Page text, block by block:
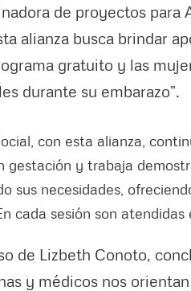
de proyectos para
alianza busca brindar
gratuito y las
durante su embarazo”.
con esta alianza,
gestación y trabaja
sus necesidades,
cada sesión son
de Lizbeth Conoto,
y médicos nos